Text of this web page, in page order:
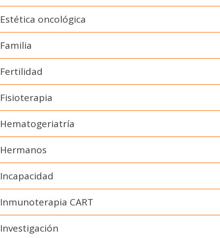
Estética oncológica
Familia
Fertilidad
Fisioterapia
Hematogeriatría
Hermanos
Incapacidad
Inmunoterapia CART
Investigación